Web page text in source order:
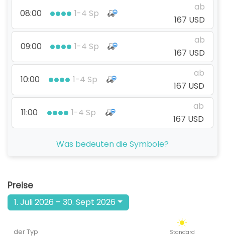
08:00 1-4 Sp
ab
167 USD
09:00 1-4 Sp
ab
167 USD
10:00 1-4 Sp
ab
167 USD
11:00 1-4 Sp
ab
167 USD
1-4 Sp
13:00
14:00 1-4 Sp
167 USD
Was bedeuten die Symbole?
Preise
1. Juli 2026 – 30. Sept 2026
der Typ Standard